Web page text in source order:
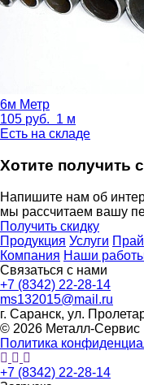
6м Метр
105 руб. 1 м
Есть на складе
Хотите получить
Напишите нам об
мы рассчитаем вашу
Получить скидку
Продукция Услуги
Компания Наши
Связаться с нами
+7 (8342) 22-28-14
ms132015@mail.ru
г. Саранск, ул.
© 2026 Металл-Сервис
Политика
+7 (8342) 22-28-14